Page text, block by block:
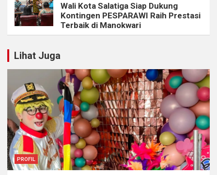
Wali Kota Salatiga Siap Dukung
Kontingen PESPARAWI Raih Prestasi
Terbaik di Manokwari
Lihat Juga
PROFIL